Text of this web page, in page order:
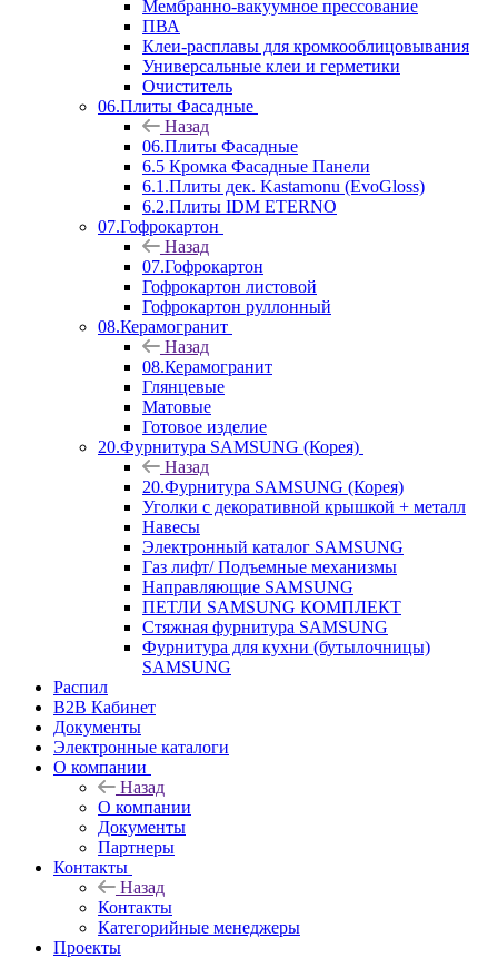
Мембранно-вакуумное прессование
ПВА
Клеи-расплавы для кромкооблицовывания
Универсальные клеи и герметики
Очиститель
06.Плиты Фасадные
Назад
06.Плиты Фасадные
6.5 Кромка Фасадные Панели
6.1.Плиты дек. Kastamonu (EvoGloss)
6.2.Плиты IDM ETERNO
07.Гофрокартон
Назад
07.Гофрокартон
Гофрокартон листовой
Гофрокартон руллонный
08.Керамогранит
Назад
08.Керамогранит
Глянцевые
Матовые
Готовое изделие
20.Фурнитура SAMSUNG (Корея)
Назад
20.Фурнитура SAMSUNG (Корея)
Уголки с декоративной крышкой + металл
Навесы
Электронный каталог SAMSUNG
Газ лифт/ Подъемные механизмы
Направляющие SAMSUNG
ПЕТЛИ SAMSUNG КОМПЛЕКТ
Стяжная фурнитура SAMSUNG
Фурнитура для кухни (бутылочницы)
SAMSUNG
Распил
B2B Кабинет
Документы
Электронные каталоги
О компании
Назад
О компании
Документы
Партнеры
Контакты
Назад
Контакты
Категорийные менеджеры
Проекты